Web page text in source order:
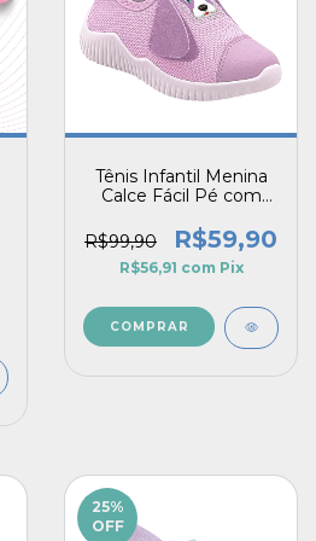
Tênis Infantil Menina
Calce Fácil Pé com
R$99,90
R$59,90
R$56,91 com Pix
COMPRAR
25%
OFF